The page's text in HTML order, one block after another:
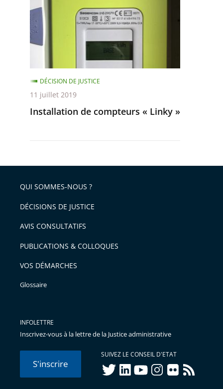
compteurs
Linky
»
Installation de compteurs « Linky »
DÉCISION DE JUSTICE
11 juillet 2019
QUI SOMMES-NOUS ?
DÉCISIONS DE JUSTICE
AVIS CONSULTATIFS
PUBLICATIONS & COLLOQUES
VOS DÉMARCHES
Glossaire
INFOLETTRE
Inscrivez-vous à la lettre de la Justice administrative
S'inscrire
SUIVEZ LE CONSEIL D'ETAT
twitterlinkedInyoutubeinstagram
flickr rss